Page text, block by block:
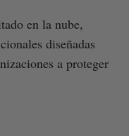
en la nube,
diseñadas
a proteger